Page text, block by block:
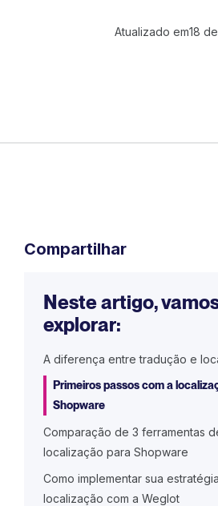
Atualizado em18
Compartilhar
Neste artigo,
explorar:
A diferença entre tradução e
Primeiros passos com a
Shopware
Comparação de 3 ferramentas
localização para Shopware
Como implementar sua
localização com a Weglot